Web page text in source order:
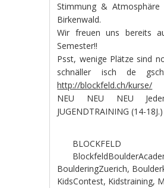
Stimmung &
Birkenwald.
Wir freuen uns bereits
Semester!!
Psst, wenige Plätze sind
schnäller isch de
http://blockfeld.ch/kurse/
NEU NEU NEU
JUGENDTRAINING (14-18J.)
BLOCKFELD
BoulderingZuerich,
KidsContest, Kidstraining,